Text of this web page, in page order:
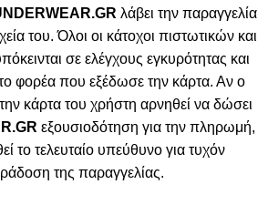
λάβει την παραγγελία
του. Όλοι οι κάτοχοι πιστωτικών και
σε ελέγχους εγκυρότητας και
φορέα που εξέδωσε την κάρτα. Αν ο
κάρτα του χρήστη αρνηθεί να δώσει
εξουσιοδότηση για την πληρωμή,
το τελευταίο υπεύθυνο για τυχόν
της παραγγελίας.